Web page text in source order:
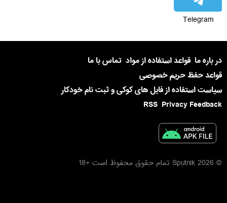
Telegram
در باره ما قواعد استفاده از مواد تماس با ما
قواعد حفظ حریم خصوصی
سیاست استفاده از فایل های کوکی و ثبت نام خودکار
Privacy Feedback
RSS
© 2026 Sputnik تمام حقوق محفوظ است +18